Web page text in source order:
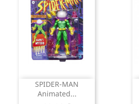
SPIDER-MAN
Animated...